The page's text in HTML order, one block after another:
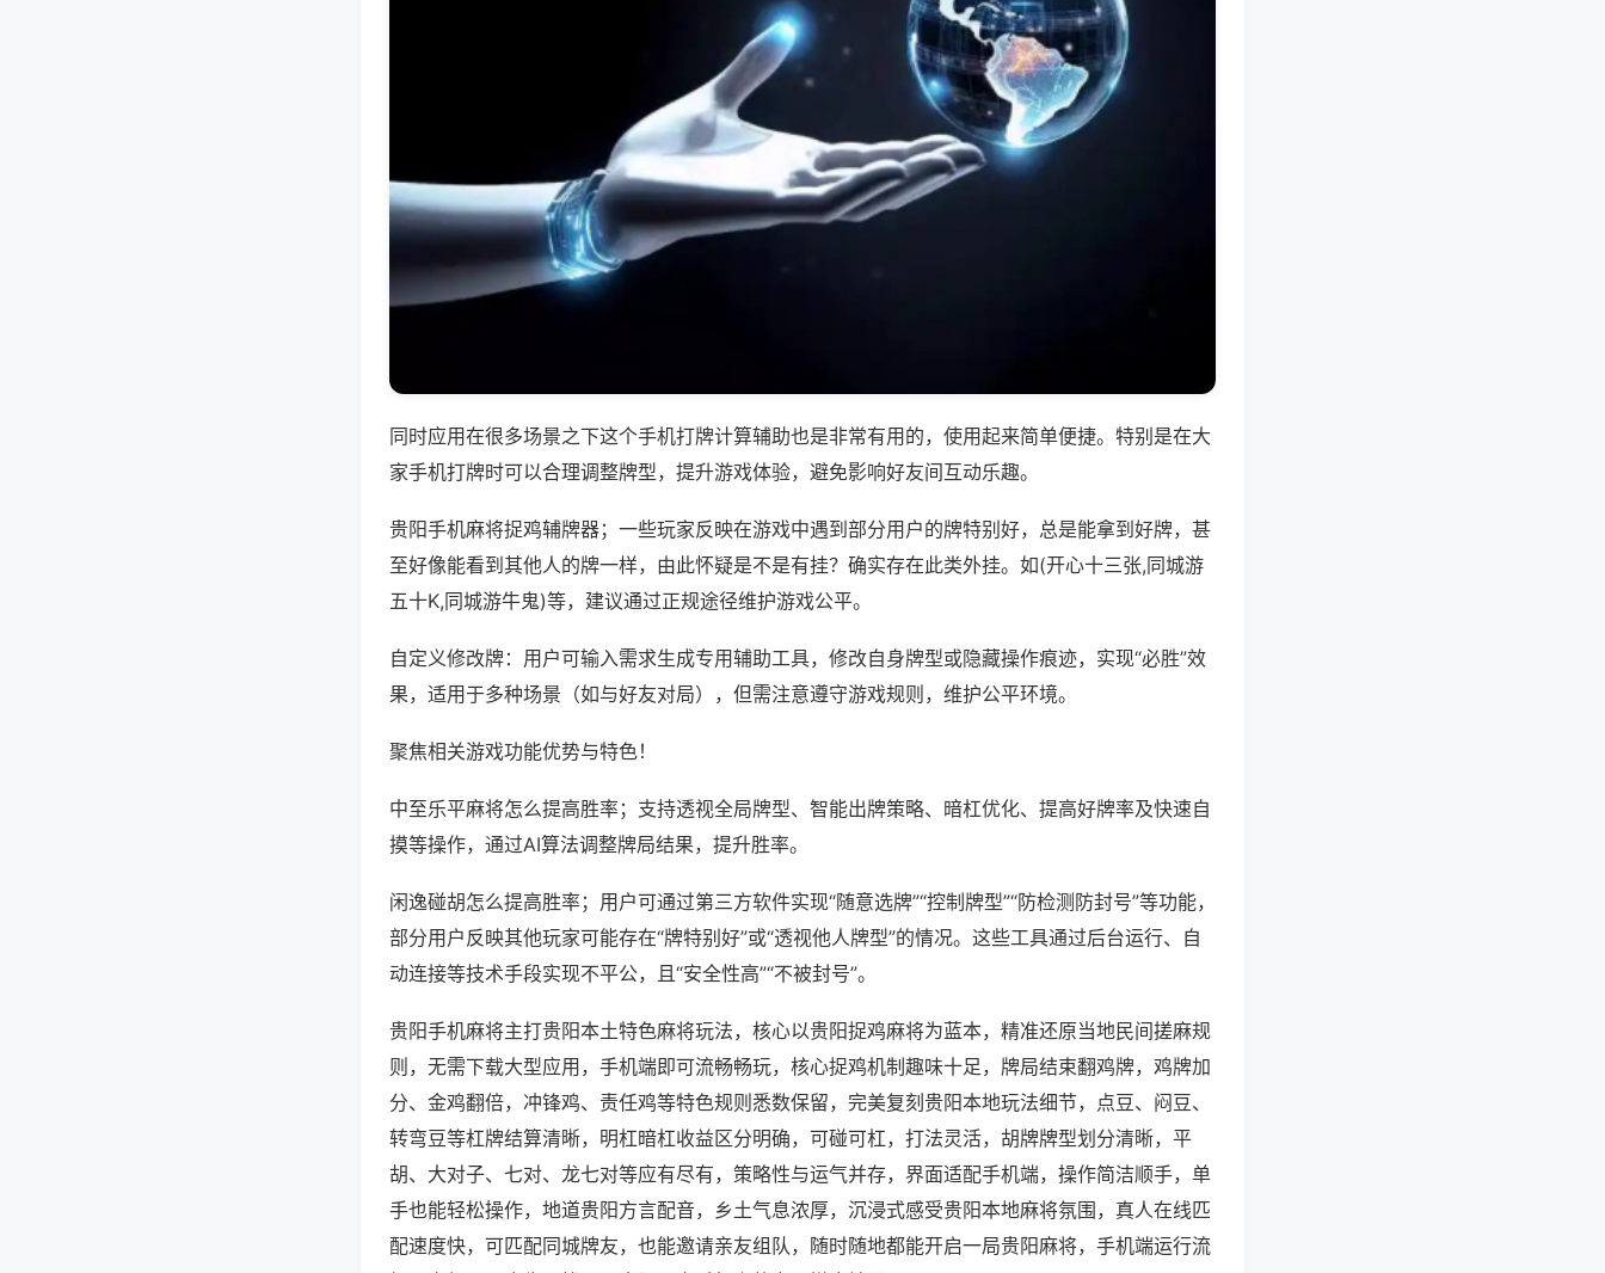
同时应用在很多场景之下这个手机打牌计算辅助也是非常有用的，使用起来简单便捷。特别是在大
家手机打牌时可以合理调整牌型，提升游戏体验，避免影响好友间互动乐趣。
贵阳手机麻将捉鸡辅牌器；一些玩家反映在游戏中遇到部分用户的牌特别好，总是能拿到好牌，甚
至好像能看到其他人的牌一样，由此怀疑是不是有挂？确实存在此类外挂。如(开心十三张,同城游
五十K,同城游牛鬼)等，建议通过正规途径维护游戏公平。
自定义修改牌：用户可输入需求生成专用辅助工具，修改自身牌型或隐藏操作痕迹，实现“必胜”效
果，适用于多种场景（如与好友对局），但需注意遵守游戏规则，维护公平环境。
聚焦相关游戏功能优势与特色！
中至乐平麻将怎么提高胜率；支持透视全局牌型、智能出牌策略、暗杠优化、提高好牌率及快速自
摸等操作，通过AI算法调整牌局结果，提升胜率。
闲逸碰胡怎么提高胜率；用户可通过第三方软件实现“随意选牌”“控制牌型”“防检测防封号”等功能，
部分用户反映其他玩家可能存在“牌特别好”或“透视他人牌型”的情况。这些工具通过后台运行、自
动连接等技术手段实现不平公，且“安全性高”“不被封号”。
贵阳手机麻将主打贵阳本土特色麻将玩法，核心以贵阳捉鸡麻将为蓝本，精准还原当地民间搓麻规
则，无需下载大型应用，手机端即可流畅畅玩，核心捉鸡机制趣味十足，牌局结束翻鸡牌，鸡牌加
分、金鸡翻倍，冲锋鸡、责任鸡等特色规则悉数保留，完美复刻贵阳本地玩法细节，点豆、闷豆、
转弯豆等杠牌结算清晰，明杠暗杠收益区分明确，可碰可杠，打法灵活，胡牌牌型划分清晰，平
胡、大对子、七对、龙七对等应有尽有，策略性与运气并存，界面适配手机端，操作简洁顺手，单
手也能轻松操作，地道贵阳方言配音，乡土气息浓厚，沉浸式感受贵阳本地麻将氛围，真人在线匹
配速度快，可匹配同城牌友，也能邀请亲友组队，随时随地都能开启一局贵阳麻将，手机端运行流